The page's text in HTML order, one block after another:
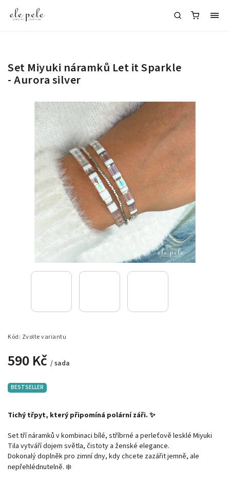
Set Miyuki náramků Let it Sparkle
- Aurora silver
Kód: Zvolte variantu
590 Kč / sada
Tichý třpyt, který připomíná polární záři. ✨
Set tří náramků v kombinaci bílé, stříbrné a perleťově lesklé Miyuki
Tila vytváří dojem světla, čistoty a ženské elegance.
Dokonalý doplněk pro zimní dny, kdy chcete zazářit jemně, ale
nepřehlédnutelně. ❄️
BESTSELLER